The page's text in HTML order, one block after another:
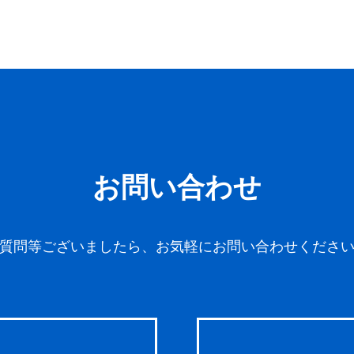
お問い合わせ
問等ございましたら、お気軽にお問い合わせくださ